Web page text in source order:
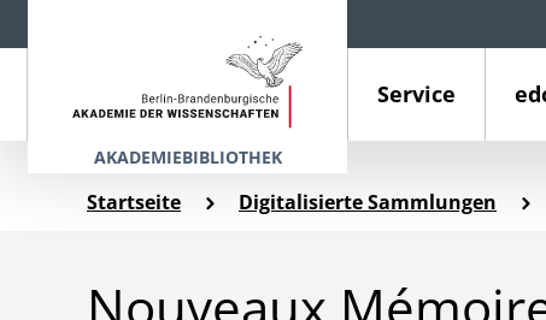
AKADEMIEBIBLIOTHEK
Service
Startseite Digitalisierte Sammlungen
Nouveaux